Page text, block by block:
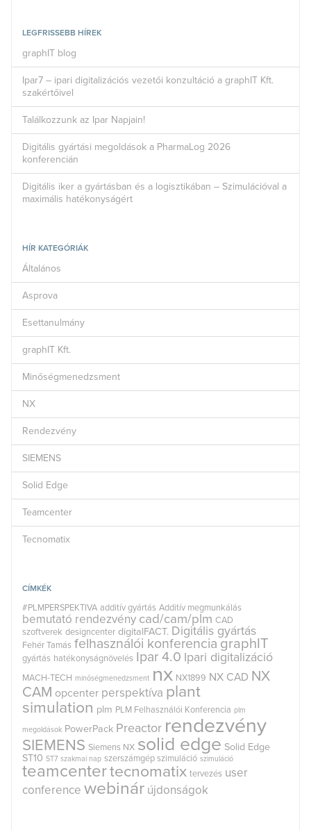
LEGFRISSEBB HÍREK
graphIT blog
Ipar7 – ipari digitalizációs vezetői konzultáció a graphIT Kft.
szakértőivel
Találkozzunk az Ipar Napjain!
Digitális gyártási megoldások a PharmaLog 2026
konferencián
Digitális iker a gyártásban és a logisztikában – Szimulációval a
maximális hatékonyságért
HÍR KATEGÓRIÁK
Általános
Asprova
Esettanulmány
graphIT Kft.
Minőségmenedzsment
NX
Rendezvény
SIEMENS
Solid Edge
Teamcenter
Tecnomatix
CÍMKÉK
#PLMPERSPEKTIVA additív gyártás Additív megmunkálás
bemutató rendezvény cad/cam/plm CAD
szoftverek designcenter digitalFACT. Digitális gyártás
Fehér Tamás felhasználói konferencia graphIT
gyártás hatékonyságnövelés Ipar 4.0 Ipari digitalizáció
MACH-TECH minőségmenedzsment nx NX1899 NX CAD NX
CAM opcenter perspektíva plant
simulation plm PLM Felhasználói Konferencia plm
megoldások PowerPack Preactor rendezvény
SIEMENS Siemens NX solid edge Solid Edge
ST10 ST7 szakmai nap szerszámgép szimuláció szimuláció
teamcentertecnomatix tervezés user
conference webinár újdonságok